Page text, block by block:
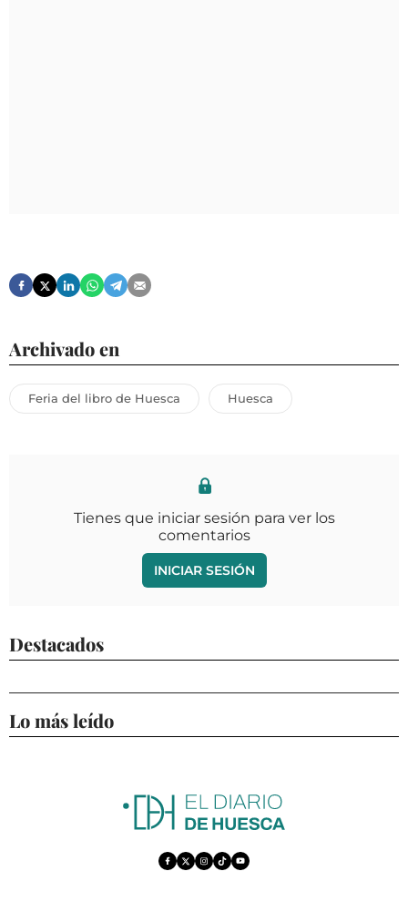
Archivado en
Feria del libro de Huesca Huesca
Tienes que iniciar sesión para ver los
comentarios
INICIAR SESIÓN
Destacados
Lo más leído